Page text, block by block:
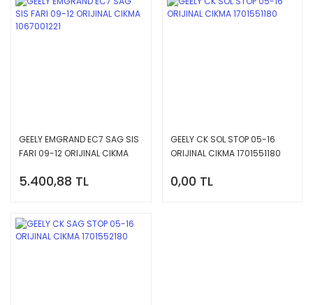
GEELY EMGRAND EC7 SAG SIS
FARI 09-12 ORIJINAL CIKMA
5.400,88 TL
GEELY CK SOL STOP 05-16
ORIJINAL CIKMA 1701551180
0,00 TL